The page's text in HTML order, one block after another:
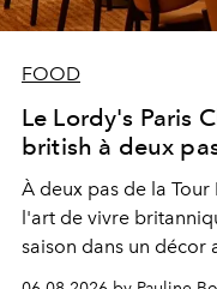
FOOD
Le Lordy's Paris
british à deux
À deux pas de la
l'art de vivre
saison dans un décor